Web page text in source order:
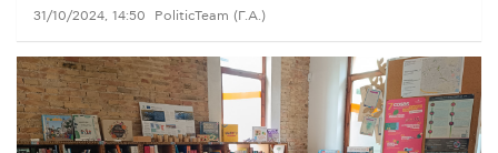
31/10/2024, 14:50 PoliticTeam (Γ.Α.)